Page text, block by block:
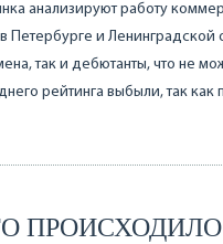
анализируют работу
Петербурге и Ленинградской
так и дебютанты, что не
рейтинга выбыли, так